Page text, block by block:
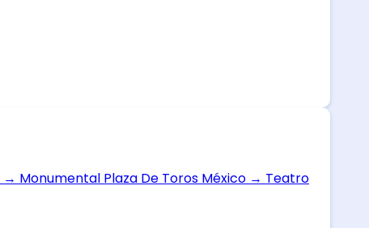
→ Monumental Plaza De Toros México → Teatro